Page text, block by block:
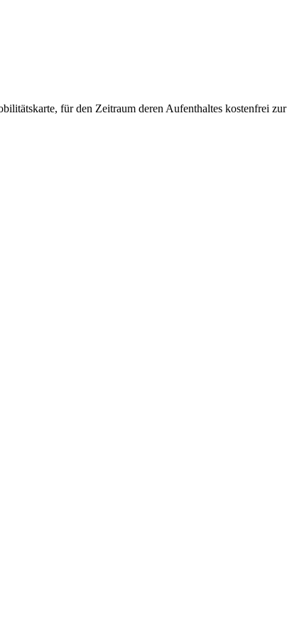
für den Zeitraum deren Aufenthaltes kostenfrei zur